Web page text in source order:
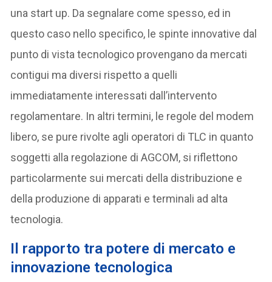
una start up. Da segnalare come spesso, ed in
questo caso nello specifico, le spinte innovative dal
punto di vista tecnologico provengano da mercati
contigui ma diversi rispetto a quelli
immediatamente interessati dall’intervento
regolamentare. In altri termini, le regole del modem
libero, se pure rivolte agli operatori di TLC in quanto
soggetti alla regolazione di AGCOM, si riflettono
particolarmente sui mercati della distribuzione e
della produzione di apparati e terminali ad alta
tecnologia.
Il rapporto tra potere di mercato e
innovazione tecnologica